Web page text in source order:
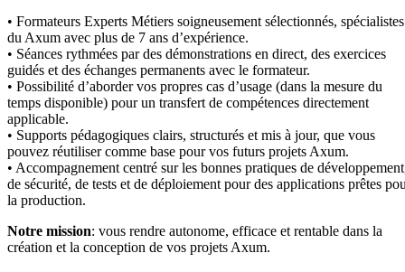
• Formateurs Experts Métiers soigneusement sélectionnés, spécialistes
du Axum avec plus de 7 ans d’expérience.
• Séances rythmées par des démonstrations en direct, des exercices
guidés et des échanges permanents avec le formateur.
• Possibilité d’aborder vos propres cas d’usage (dans la mesure du
temps disponible) pour un transfert de compétences directement
applicable.
• Supports pédagogiques clairs, structurés et mis à jour, que vous
pouvez réutiliser comme base pour vos futurs projets Axum.
• Accompagnement centré sur les bonnes pratiques de
de sécurité, de tests et de déploiement pour des applications prêtes
la production.
Notre mission: vous rendre autonome, efficace et rentable dans la
création et la conception de vos projets Axum.